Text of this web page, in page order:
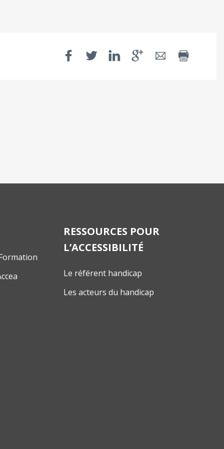
RESSOURCES POUR
L’ACCESSIBILITÉ
Le référent handicap
Les acteurs du handicap